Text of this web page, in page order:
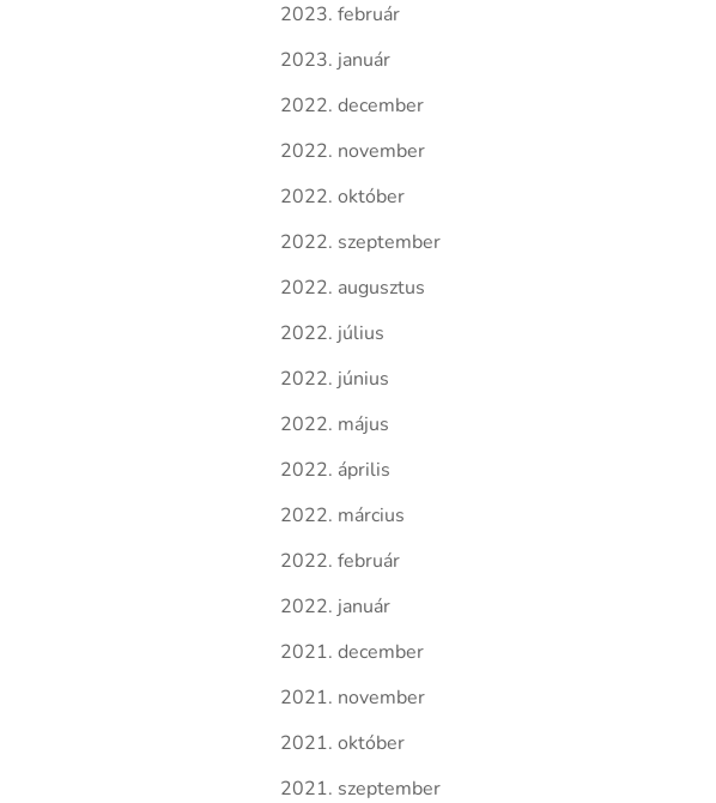
2023. február
2023. január
2022. december
2022. november
2022. október
2022. szeptember
2022. augusztus
2022. július
2022. június
2022. május
2022. április
2022. március
2022. február
2022. január
2021. december
2021. november
2021. október
2021. szeptember